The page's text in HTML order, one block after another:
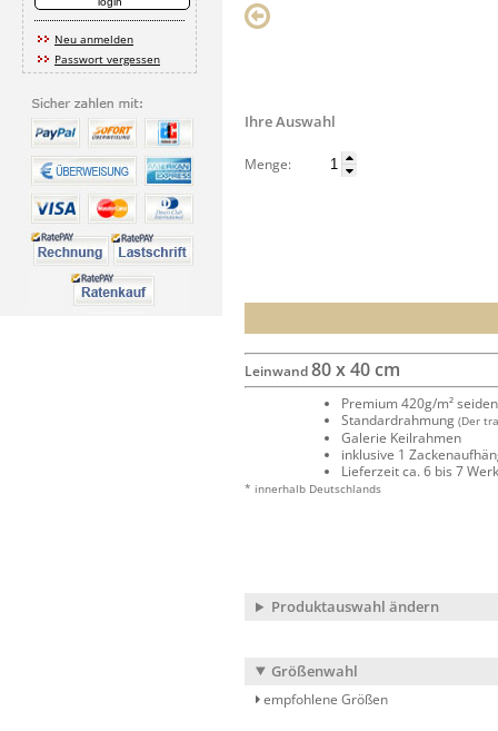
Neu anmelden
Passwort vergessen
Ihre Auswahl
Menge:
Leinwand80 x 40 cm
Premium 420g/m²
Standardrahmung (Der
Galerie Keilrahmen
inklusive 1
Lieferzeit ca. 6 bis 7
* innerhalb Deutschlands
Produktauswahl ändern
Größenwahl
empfohlene Größen